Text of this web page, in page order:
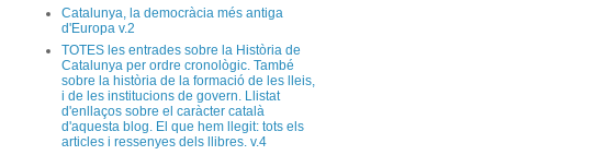
Catalunya, la democràcia més antiga
d'Europa v.2
TOTES les entrades sobre la Història de
Catalunya per ordre cronològic. També
sobre la història de la formació de les lleis,
i de les institucions de govern. Llistat
d'enllaços sobre el caràcter català
d'aquesta blog. El que hem llegit: tots els
articles i ressenyes dels llibres. v.4